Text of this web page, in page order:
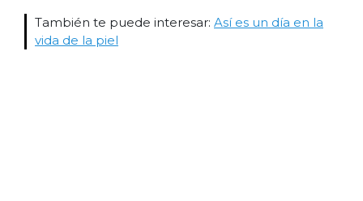
También te puede interesar: Así es un día en la
vida de la piel